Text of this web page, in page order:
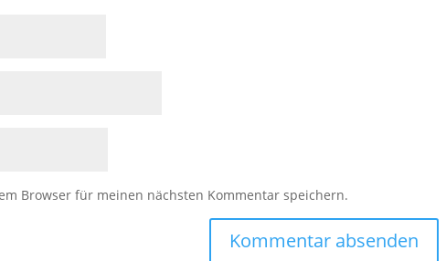
Browser für meinen nächsten Kommentar speichern.